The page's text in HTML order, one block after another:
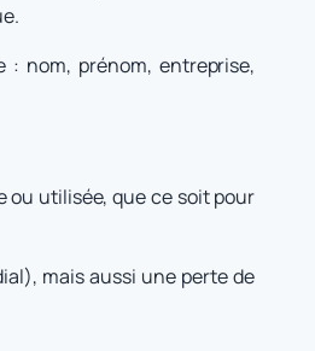
: nom, prénom, entreprise,
ou utilisée, que ce soit pour
mais aussi une perte de